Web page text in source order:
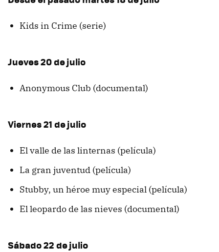
Kids in Crime (serie)
Jueves 20 de julio
Anonymous Club (documental)
Viernes 21 de julio
El valle de las linternas (película)
La gran juventud (película)
Stubby, un héroe muy especial (película)
El leopardo de las nieves (documental)
Sábado 22 de julio